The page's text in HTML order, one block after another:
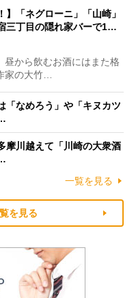
】「ネグローニ」「山崎」
三丁目の隠れ家バーで1…
から飲むお酒にはまた格
の大竹…
「なめろう」や「キヌカツ
摩川越えて「川崎の大衆酒
一覧を見る
を見る